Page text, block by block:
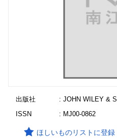
出版社
: JOHN WILEY &
ISSN
: MJ00-0862
ほしいものリストに登録